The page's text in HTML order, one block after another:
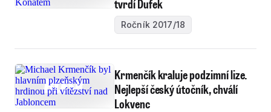
tvrdí Dufek
Ročník 2017/18
Krmenčík kraluje podzimní lize.
Nejlepší český útočník, chválí
Lokvenc